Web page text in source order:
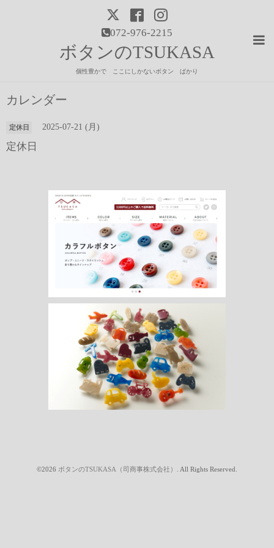
072-976-2215
ボタンのTSUKASA
個性豊かで ここにしかないボタン ばかり
カレンダー
定休日 2025-07-21 (月)
定休日
©2026 ボタンのTSUKASA（司商事株式会社） . All Rights Reserved.